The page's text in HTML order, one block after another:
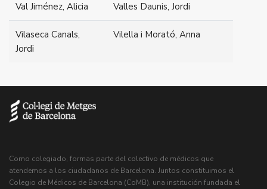
Val Jiménez, Alicia Valles Daunis, Jordi
Vilaseca Canals,
Jordi
Vilella i Morató, Anna
Como colegiado, formas parte del colectivo de médicos que
atendemos a los ciudadanos de Barcelona. Juntos constituimos el
Colegio de Médicos de Barcelona (CoMB), una institución fundada el